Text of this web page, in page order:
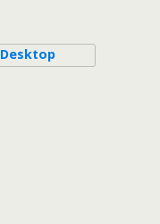
Desktop